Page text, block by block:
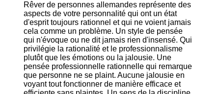
Rêver de personnes allemandes représente des
aspects de votre personnalité qui ont un état
d'esprit toujours rationnel et qui ne voient jamais
cela comme un problème. Un style de pensée
qui n'évoque ou ne dit jamais rien d'insensé. Qui
privilégie la rationalité et le professionnalisme
plutôt que les émotions ou la jalousie. Une
pensée professionnelle rationnelle qui remarque
que personne ne se plaint. Aucune jalousie en
voyant tout fonctionner de manière efficace et